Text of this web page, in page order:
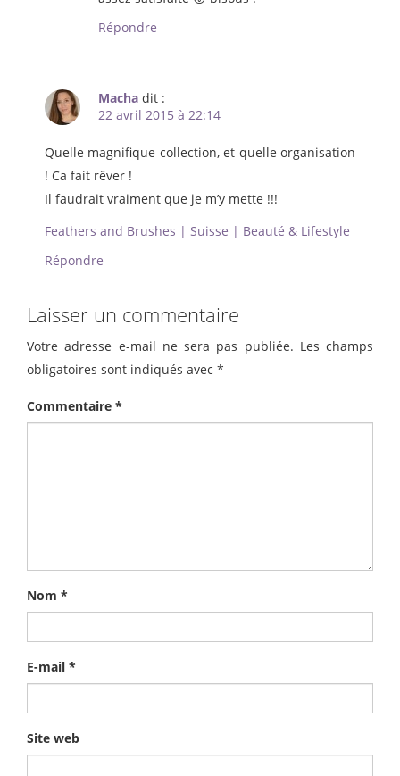
Répondre
Macha dit :
22 avril 2015 à 22:14
Quelle magnifique collection, et quelle organisation
! Ca fait rêver !
Il faudrait vraiment que je m’y mette !!!
Feathers and Brushes | Suisse | Beauté & Lifestyle
Répondre
Laisser un commentaire
Votre adresse e-mail ne sera pas publiée. Les champs
obligatoires sont indiqués avec *
Commentaire *
Nom *
E-mail *
Site web